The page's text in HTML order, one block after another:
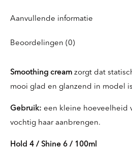
Aanvullende informatie
Beoordelingen (0)
Smoothing cream zorgt dat
mooi glad en glanzend in model
Gebruik: een kleine hoeveelheid
vochtig haar aanbrengen.
Hold 4 / Shine 6 / 100ml